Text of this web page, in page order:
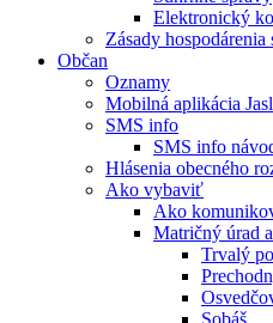
Elektronický
Zásady
Občan
Oznamy
Mobilná aplikácia
SMS info
SMS info
Hlásenia obecného
Ako vybaviť
Ako
Matričný úrad
Trvalý
Sobáš